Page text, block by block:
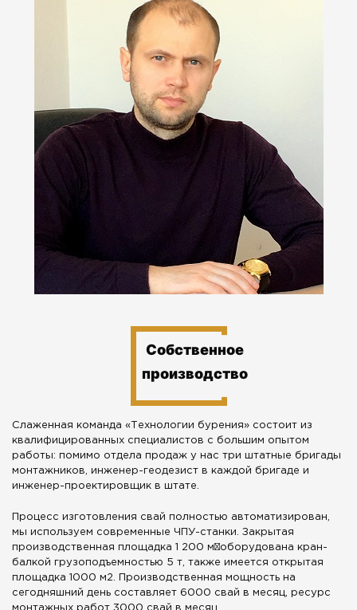
Собственное
производство
Слаженная команда «Технологии бурения» состоит из
квалифицированных специалистов с большим опытом
работы: помимо отдела продаж у нас три штатные бригады
монтажников, инженер-геодезист в каждой бригаде и
инженер-проектировщик в штате.
Процесс изготовления свай полностью автоматизирован,
мы используем современные ЧПУ-станки. Закрытая
производственная площадка 1 200 м²оборудована кран-
балкой грузоподъемностью 5 т, также имеется открытая
площадка 1000 м2. Производственная мощность на
сегодняшний день составляет 6000 свай в месяц, ресурс